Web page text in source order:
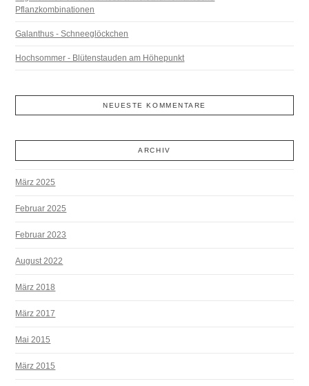
Pflanzkombinationen
Galanthus - Schneeglöckchen
Hochsommer - Blütenstauden am Höhepunkt
NEUESTE KOMMENTARE
ARCHIV
März 2025
Februar 2025
Februar 2023
August 2022
März 2018
März 2017
Mai 2015
März 2015